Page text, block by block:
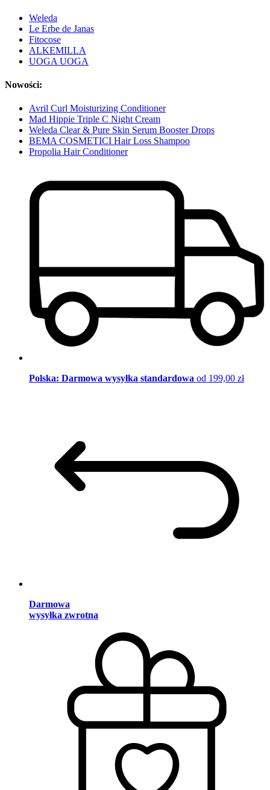
Weleda
Le Erbe de Janas
Fitocose
ALKEMILLA
UOGA UOGA
Nowości:
Avril Curl Moisturizing Conditioner
Mad Hippie Triple C Night Cream
Weleda Clear & Pure Skin Serum Booster Drops
BEMA COSMETICI Hair Loss Shampoo
Propolia Hair Conditioner
Polska: Darmowa wysyłka standardowa od 199,00 zł
Darmowa
wysyłka zwrotna